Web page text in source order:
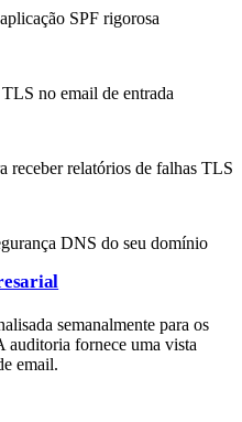
SPF rigorosa
no email de entrada
relatórios de falhas TLS
DNS do seu domínio
semanalmente para os
auditoria fornece uma vista
email.